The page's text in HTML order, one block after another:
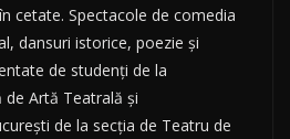
cetate. Spectacole de comedia
dansuri istorice, poezie şi
de studenţi de la
Artă Teatrală şi
de la secţia de Teatru de